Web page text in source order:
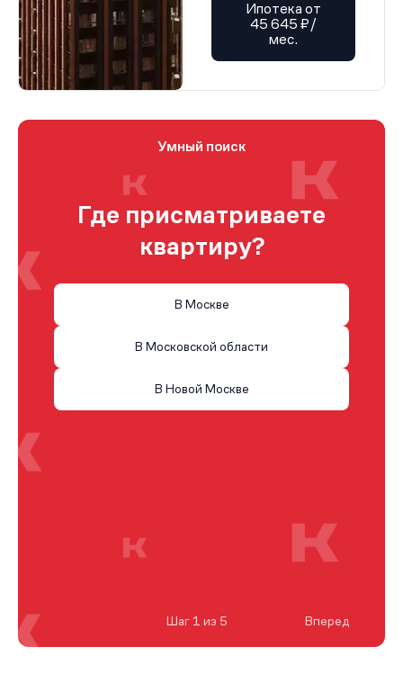
Ипотека от
45 645 ₽/
мес.
Умный поиск
Где присматриваете
квартиру?
В Москве
В Московской области
В Новой Москве
Шаг 1 из 5 Вперед